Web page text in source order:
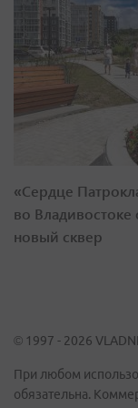
«Сердце
во Владивостоке
новый сквер
© 1997 - 2026
При любом
обязательна.